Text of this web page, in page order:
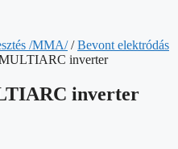
/MMA//Bevont elektródás
inverter
inverter